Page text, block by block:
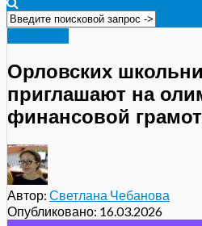
Орловских
приглашают на
финансовой
Автор: Светлана Чебанова
Опубликовано: 16.03.2026